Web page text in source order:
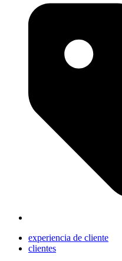
experiencia de cliente
clientes